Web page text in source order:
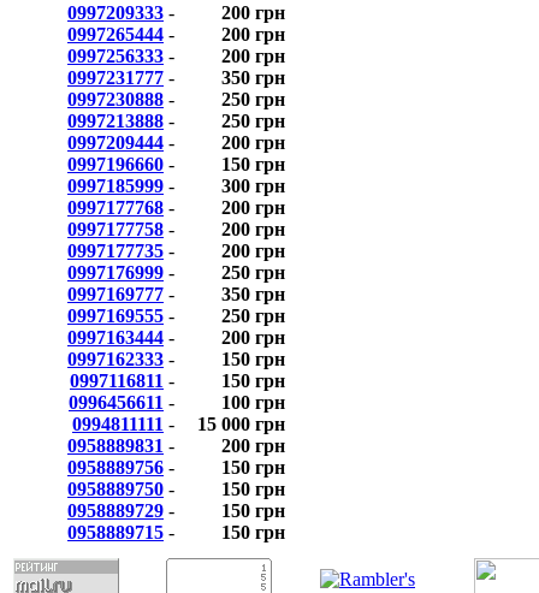
0997209333 -
200 грн
0997265444 -
200 грн
0997256333 -
200 грн
0997231777 -
350 грн
0997230888 -
250 грн
0997213888 -
250 грн
0997209444 -
200 грн
0997196660 -
150 грн
0997185999 -
300 грн
0997177768 -
200 грн
0997177758 -
200 грн
0997177735 -
200 грн
0997176999 -
250 грн
0997169777 -
350 грн
0997169555 -
250 грн
0997163444 -
200 грн
0997162333 -
150 грн
0997116811 -
150 грн
0996456611 -
100 грн
0994811111 -
15 000 грн
0958889831 -
200 грн
0958889756 -
150 грн
0958889750 -
150 грн
0958889729 -
150 грн
0958889715 - 150 грн